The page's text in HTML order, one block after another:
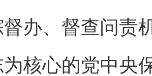
办、督查问责
核心的党中央